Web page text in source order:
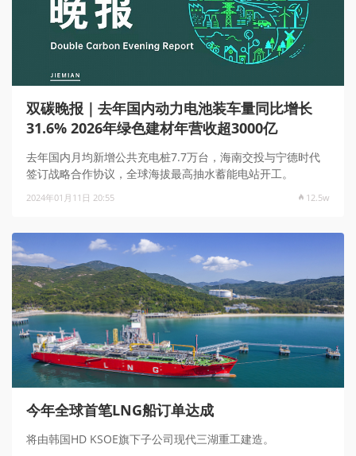
双碳晚报｜去年国内动力电池装车量同比增长
31.6% 2026年绿色建材年营收超3000亿
去年国内月均新增公共充电桩7.7万台，海南交投与宁德时代
签订战略合作协议，全球海拔最高抽水蓄能电站开工。
2024年01月11日 20:55 12.5w
今年全球首笔LNG船订单达成
将由韩国HD KSOE旗下子公司现代三湖重工建造。